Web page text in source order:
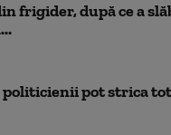
frigider, după ce a
politicienii pot strica